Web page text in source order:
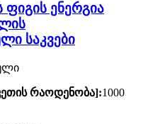
ფიგის ენერგია
საკვები
რაოდენობა]:1000